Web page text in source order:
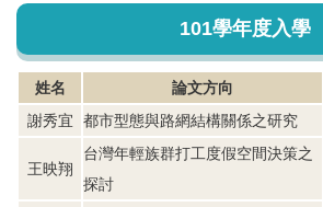
101學年度入學
姓名 論文方向
謝秀宜
都市型態與路網結構關係之研究
王映翔
台灣年輕族群打工度假空間決策之
探討